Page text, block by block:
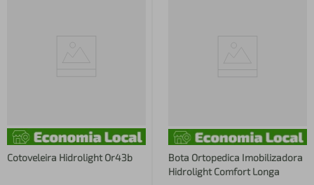
Cotoveleira Hidrolight Or43b
Bota Ortopedica Imobilizadora
Hidrolight Comfort Longa